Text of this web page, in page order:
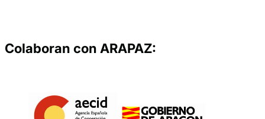
Colaboran con ARAPAZ: